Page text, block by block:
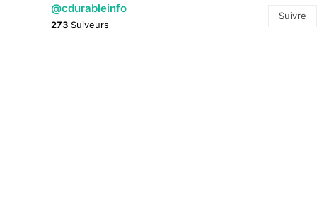
@cdurableinfo
273 Suiveurs
Suivre